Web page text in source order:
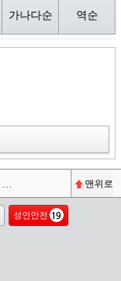
가나다순 역순
맨위로
성인안전